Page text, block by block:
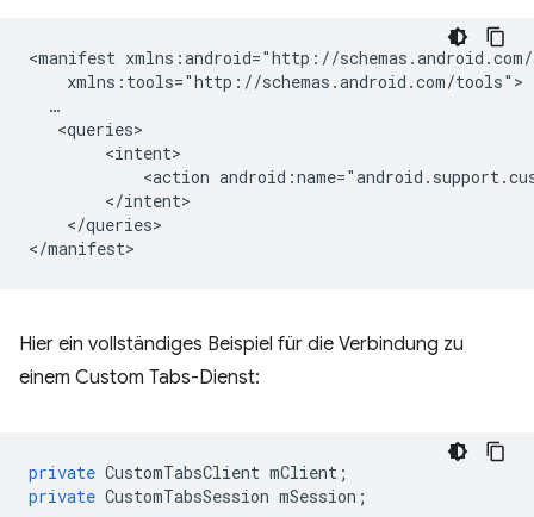
<manifest
<action
</queries>
Hier ein vollständiges Beispiel für die Verbindung zu
einem Custom Tabs-Dienst:
private CustomTabsClient mClient ;
private CustomTabsSession mSession ;